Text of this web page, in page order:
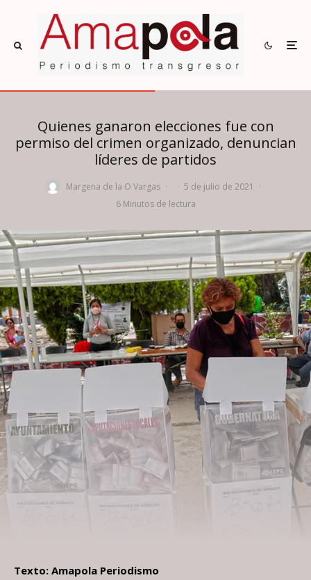
Quienes ganaron elecciones fue con
permiso del crimen organizado, denuncian
líderes de partidos
Margena de la O Vargas · · 5 de julio de 2021
·
6 Minutos de lectura
Texto: Amapola Periodismo